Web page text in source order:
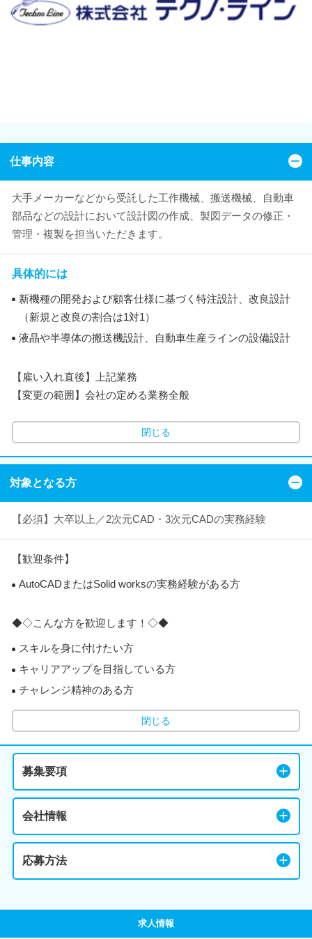
仕事内容
大手メーカーなどから受託した工作機械、搬送機械、自動車
部品などの設計において設計図の作成、製図データの修正・
管理・複製を担当いただきます。
具体的には
新機種の開発および顧客仕様に基づく特注設計、改良設計
（新規と改良の割合は1対1）
液晶や半導体の搬送機設計、自動車生産ラインの設備設計
【雇い入れ直後】上記業務
【変更の範囲】会社の定める業務全般
閉じる
対象となる方
【必須】大卒以上／2次元CAD・3次元CADの実務経験
【歓迎条件】
AutoCADまたはSolid worksの実務経験がある方
◆◇こんな方を歓迎します！◇◆
スキルを身に付けたい方
キャリアアップを目指している方
チャレンジ精神のある方
閉じる
募集要項
会社情報
応募方法
求人情報